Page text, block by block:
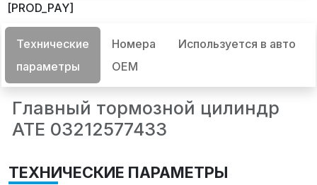
[PROD_PAY]
Технические
параметры
Номера
OEM
Используется в авто
Главный тормозной цилиндр
ATE 03212577433
ТЕХНИЧЕСКИЕ ПАРАМЕТРЫ